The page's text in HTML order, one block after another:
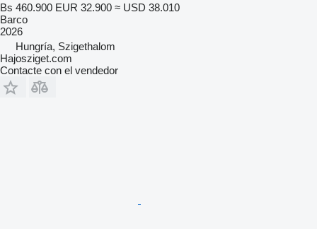
Bs 460.900 EUR 32.900 ≈ USD 38.010
Barco
2026
Hungría, Szigethalom
Hajosziget.com
Contacte con el vendedor